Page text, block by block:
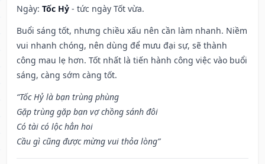
Ngày: Tốc Hỷ - tức ngày Tốt vừa.
Buổi sáng tốt, nhưng chiều xấu nên cần làm nhanh. Niềm
vui nhanh chóng, nên dùng để mưu đại sự, sẽ thành
công mau lẹ hơn. Tốt nhất là tiến hành công việc vào buổi
sáng, càng sớm càng tốt.
“Tốc Hỷ là bạn trùng phùng
Gặp trùng gặp bạn vợ chồng sánh đôi
Có tài có lộc hẳn hoi
Cầu gì cũng được mừng vui thỏa lòng”